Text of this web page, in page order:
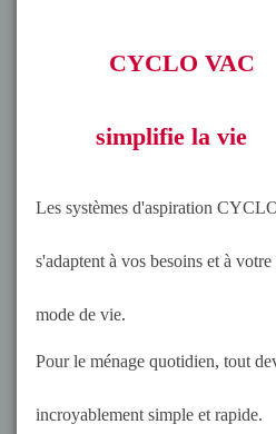
CYCLO VAC
simplifie la vie
Les systèmes d'aspiration
s'adaptent à vos besoins et à votre
mode de vie.
Pour le ménage quotidien, tout
incroyablement simple et